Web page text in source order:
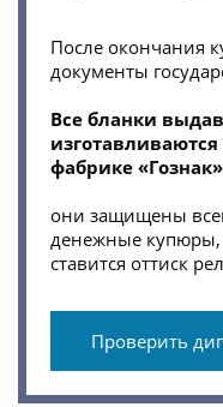
После окончания
документы
Все бланки
фабрике «Гознак»
они защищены
денежные купюры,
ставится оттиск
Проверить